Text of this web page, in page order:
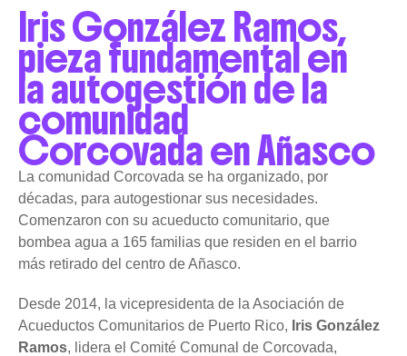
Iris González Ramos,
pieza fundamental en
la autogestión de la
comunidad
Corcovada en Añasco
La comunidad Corcovada se ha organizado, por
décadas, para autogestionar sus necesidades.
Comenzaron con su acueducto comunitario, que
bombea agua a 165 familias que residen en el barrio
más retirado del centro de Añasco.
Desde 2014, la vicepresidenta de la Asociación de
Acueductos Comunitarios de Puerto Rico, Iris González
Ramos, lidera el Comité Comunal de Corcovada,